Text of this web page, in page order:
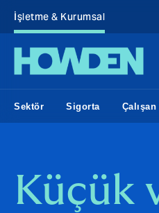
İşletme & Kurumsal
Sektör Sigorta
Küçük